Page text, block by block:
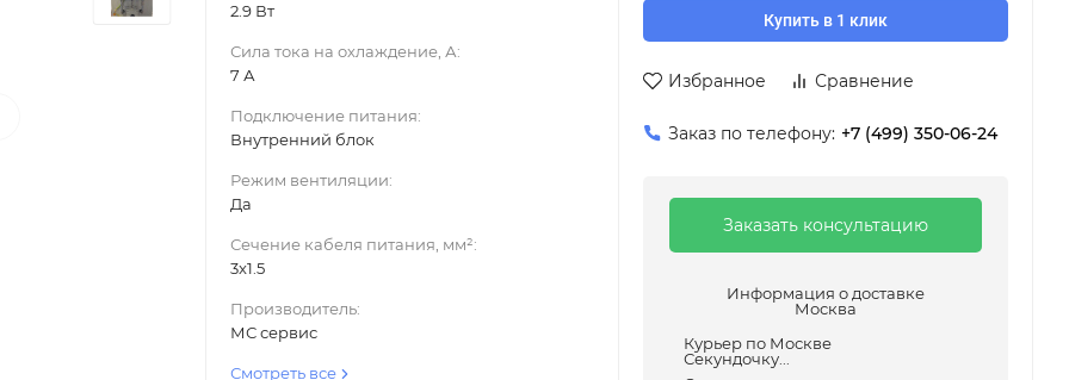
2.9 Вт
Сила тока на охлаждение, А:
7 А
Подключение питания:
Внутренний блок
Режим вентиляции:
Да
Сечение кабеля питания, мм²:
3x1.5
Производитель:
МС сервис
Смотреть все
Купить в 1 клик
Избранное Сравнение
Заказ по телефону: +7 (499) 350-06-24
Заказать консультацию
Информация о доставке
Москва
Курьер по Москве
Секундочку...